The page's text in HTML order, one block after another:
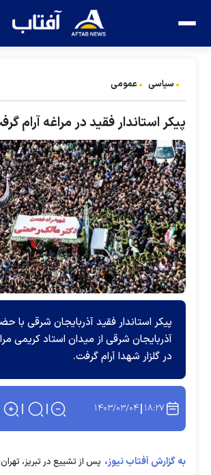
سیاسی عمومی
پیکر استاندار فقید در مراغه آرام
پیکر استاندار فقید آذربایجان شرقی با
آذربایجان شرقی از میدان استاد کریمی
د‌ر گلزار شهدا آرام گرفت.
۱۸:۲۷ ۱۴۰۳/۰۳/۰۴
به گزارش آفتاب نیوز، پس از تشییع در تبریز،